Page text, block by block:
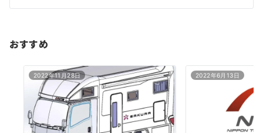
ョ
おすすめ
2022年11月28日 2022年6月13日